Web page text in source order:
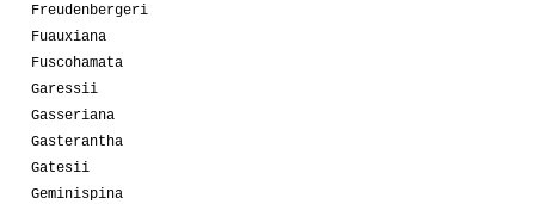
Freudenbergeri
Fuauxiana
Fuscohamata
Garessii
Gasseriana
Gasterantha
Gatesii
Geminispina